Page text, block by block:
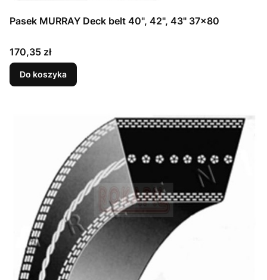
Pasek MURRAY Deck belt 40", 42", 43" 37x80
Cena
170,35 zł
Do koszyka